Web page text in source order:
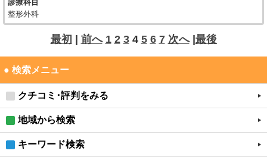
診療科目
整形外科
最初 | 前へ 1 2 3 4 5 6 7 次へ|最後
● 検索メニュー
クチコミ･評判をみる
地域から検索
キーワード検索